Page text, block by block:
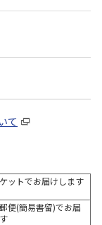
て
ットでお届けします
便(簡易書留)でお届